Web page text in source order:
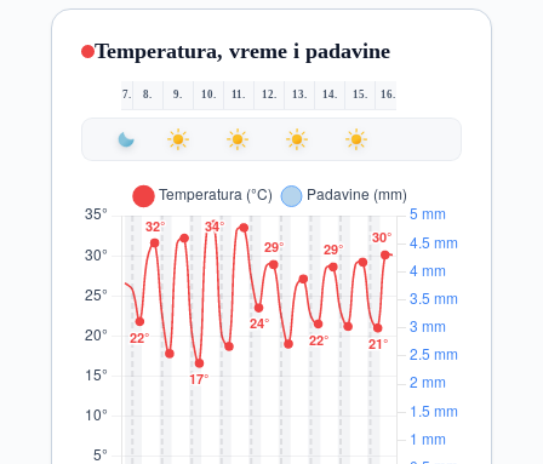
Temperatura, vreme i padavine
7. 8. 9. 10. 11. 12. 13. 14. 15. 16.